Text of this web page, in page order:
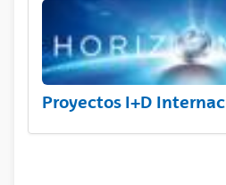
Proyectos I+D